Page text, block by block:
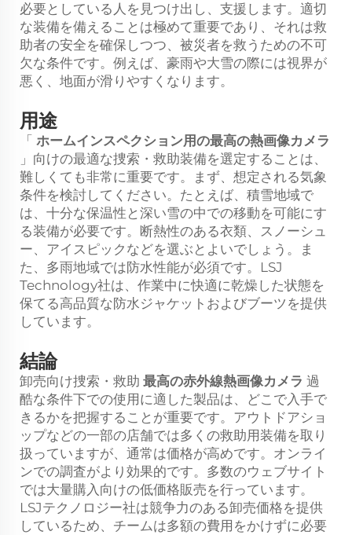
必要としている人を見つけ出し、支援します。適切
な装備を備えることは極めて重要であり、それは救
助者の安全を確保しつつ、被災者を救うための不可
欠な条件です。例えば、豪雨や大雪の際には視界が
悪く、地面が滑りやすくなります。
用途
「 ホームインスペクション用の最高の熱画像カメラ
」向けの最適な捜索・救助装備を選定することは、
難しくても非常に重要です。まず、想定される気象
条件を検討してください。たとえば、積雪地域で
は、十分な保温性と深い雪の中での移動を可能にす
る装備が必要です。断熱性のある衣類、スノーシュ
ー、アイスピックなどを選ぶとよいでしょう。ま
た、多雨地域では防水性能が必須です。LSJ
Technology社は、作業中に快適に乾燥した状態を
保てる高品質な防水ジャケットおよびブーツを提供
しています。
結論
卸売向け捜索・救助 最高の赤外線熱画像カメラ 過
酷な条件下での使用に適した製品は、どこで入手で
きるかを把握することが重要です。アウトドアショ
ップなどの一部の店舗では多くの救助用装備を取り
扱っていますが、通常は価格が高めです。オンライ
ンでの調査がより効果的です。多数のウェブサイト
では大量購入向けの低価格販売を行っています。
LSJテクノロジー社は競争力のある卸売価格を提供
しているため、チームは多額の費用をかけずに必要